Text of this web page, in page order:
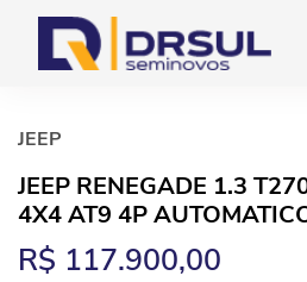
JEEP
JEEP RENEGADE 1.3
4X4 AT9 4P
R$ 117.900,00